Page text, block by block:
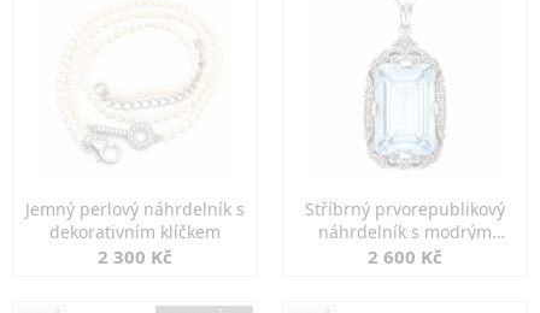
Jemný perlový náhrdelník s
dekorativním klíčkem
2 300 Kč
Stříbrný prvorepublikový
náhrdelník s modrým
spinelem
2 600 Kč